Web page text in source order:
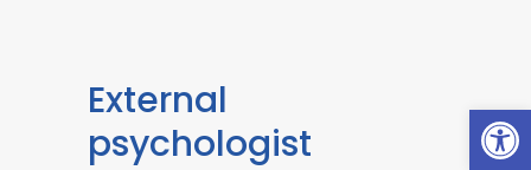
External
psychologist